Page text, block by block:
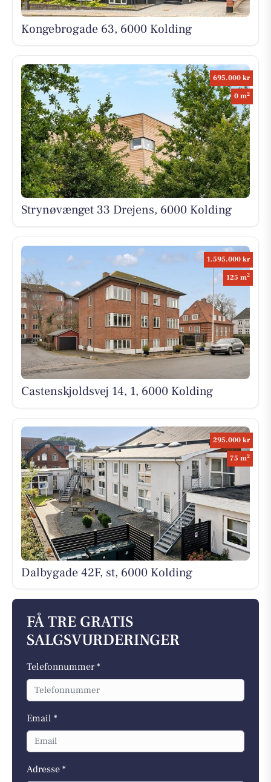
Kongebrogade 63, 6000 Kolding
695.000 kr
0 m2
Strynøvænget 33 Drejens, 6000 Kolding
1.595.000 kr
125 m2
Castenskjoldsvej 14, 1, 6000 Kolding
295.000 kr
75 m2
Dalbygade 42F, st, 6000 Kolding
FÅ TRE GRATIS
SALGSVURDERINGER
Telefonnummer *
Email *
Adresse *